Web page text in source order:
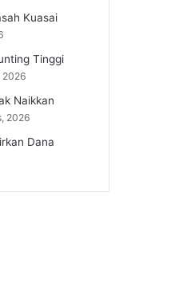
Kuasai
Tinggi
2026
Naikkan
2026
Dana